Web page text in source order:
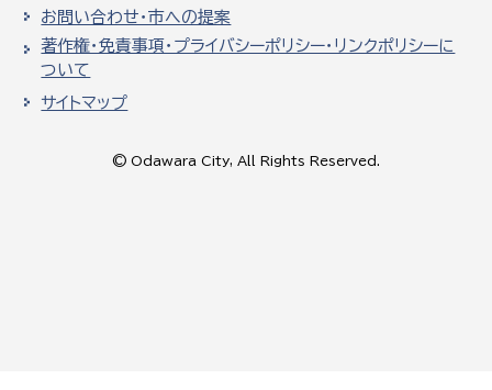
お問い合わせ・市への提案
著作権・免責事項・プライバシーポリシー・リンクポリシーに
ついて
サイトマップ
© Odawara City, All Rights Reserved.